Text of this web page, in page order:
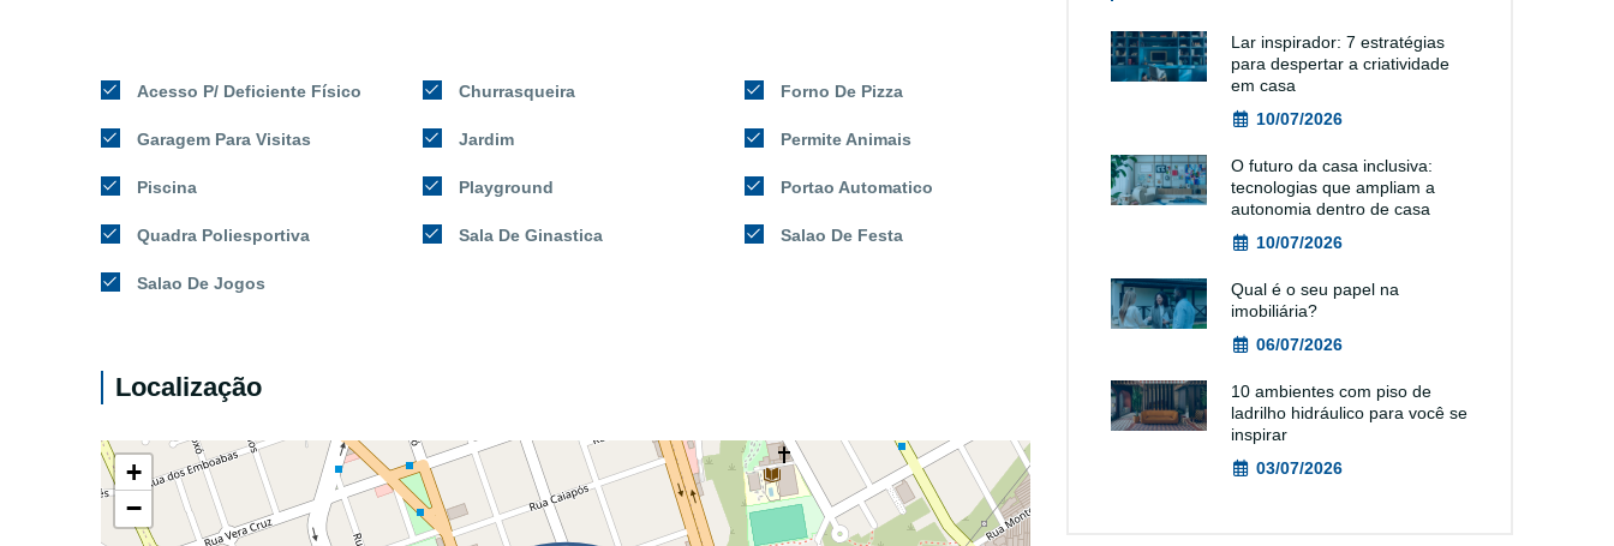
Acesso P/ Deficiente Físico Churrasqueira Forno De Pizza
Garagem Para Visitas Jardim Permite Animais
Piscina Playground Portao Automatico
Quadra Poliesportiva Sala De Ginastica Salao De Festa
Salao De Jogos
Localização
+
−
Lar inspirador: 7 estratégias
para despertar a criatividade
em casa
10/07/2026
O futuro da casa inclusiva:
tecnologias que ampliam a
autonomia dentro de casa
10/07/2026
Qual é o seu papel na
imobiliária?
06/07/2026
10 ambientes com piso de
ladrilho hidráulico para você se
inspirar
03/07/2026